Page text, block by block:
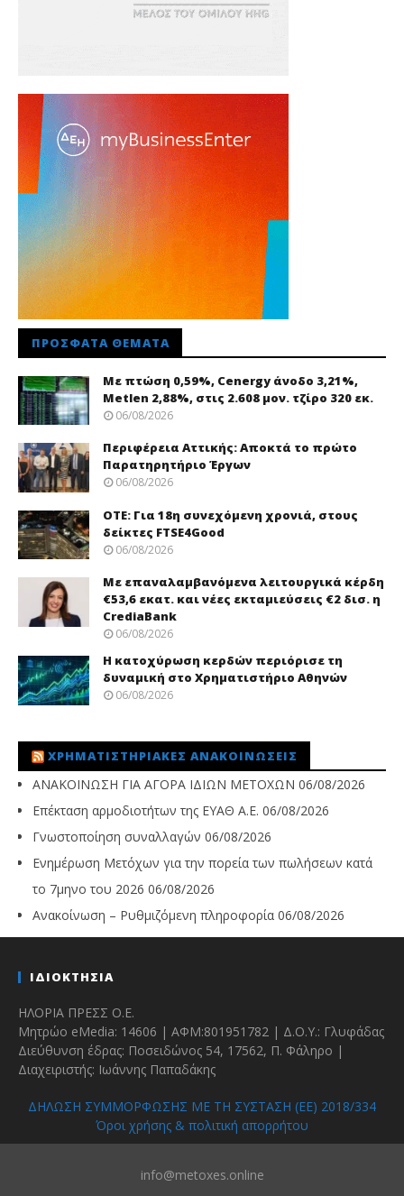
ΠΡΌΣΦΑΤΑ ΘΈΜΑΤΑ
Με πτώση 0,59%, Cenergy άνοδο 3,21%,
Metlen 2,88%, στις 2.608 μον. τζίρο 320 εκ.
06/08/2026
Περιφέρεια Αττικής: Αποκτά το πρώτο
Παρατηρητήριο Έργων
06/08/2026
ΟΤΕ: Για 18η συνεχόμενη χρονιά, στους
δείκτες FTSE4Good
06/08/2026
Με επαναλαμβανόμενα λειτουργικά κέρδη
€53,6 εκατ. και νέες εκταμιεύσεις €2 δισ. η
CrediaBank
06/08/2026
Η κατοχύρωση κερδών περιόρισε τη
δυναμική στο Χρηματιστήριο Αθηνών
06/08/2026
ΧΡΗΜΑΤΙΣΤΗΡΙΑΚΈΣ ΑΝΑΚΟΙΝΏΣΕΙΣ
ΑΝΑΚΟΙΝΩΣΗ ΓΙΑ ΑΓΟΡΑ ΙΔΙΩΝ ΜΕΤΟΧΩΝ 06/08/2026
Επέκταση αρμοδιοτήτων της ΕΥΑΘ Α.Ε. 06/08/2026
Γνωστοποίηση συναλλαγών 06/08/2026
Ενημέρωση Μετόχων για την πορεία των πωλήσεων κατά
το 7μηνο του 2026 06/08/2026
Ανακοίνωση – Ρυθμιζόμενη πληροφορία 06/08/2026
ΙΔΙΟΚΤΗΣΙΑ
ΗΛΟΡΙΑ ΠΡΕΣΣ Ο.Ε.
Μητρώο eMedia: 14606 | ΑΦΜ:801951782 | Δ.Ο.Υ.: Γλυφάδας
Διεύθυνση έδρας: Ποσειδώνος 54, 17562, Π. Φάληρο |
Διαχειριστής: Ιωάννης Παπαδάκης
ΔΗΛΩΣΗ ΣΥΜΜΟΡΦΩΣΗΣ ΜΕ ΤΗ ΣΥΣΤΑΣΗ (ΕΕ) 2018/334
Όροι χρήσης & πολιτική απορρήτου
info@metoxes.online